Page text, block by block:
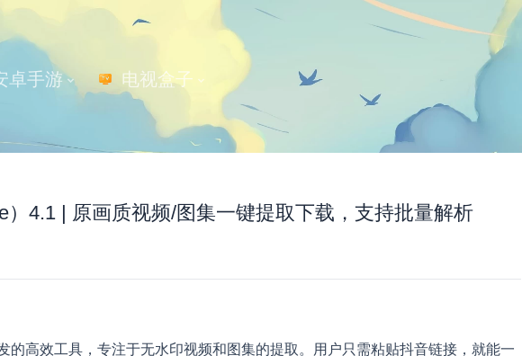
卓手游 电视盒子
）4.1 | 原画质视频/图集一键提取下载，支持批量解析
的高效工具，专注于无水印视频和图集的提取。用户只需粘贴抖音链接，就能一